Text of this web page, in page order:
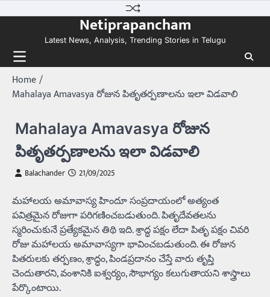
to
Netiprapancham
Latest News, Analysis, Trending Stories in Telugu
Home
Mahalaya Amavasya రోజున పితృతర్పణాలను ఇలా విడవాలి
Mahalaya Amavasya రోజున
పితృతర్పణాలను ఇలా విడవాలి
Balachander 21/09/2025
మహాలయ అమావాస్య హిందూ సంప్రదాయంలో అత్యంత
పవిత్రమైన రోజుగా పరిగణించబడుతుంది. పితృదేవతలను
స్మరించుకునే ప్రత్యేకమైన తిథి ఇది. శ్రాద్ధ పక్షం లేదా పితృ పక్షం చివరి
రోజు మహాలయ అమావాస్యగా భావించబడుతుంది. ఈ రోజున
పితరులకు తర్పణం, శ్రాద్ధం, పిండప్రదానం చేస్తే వారు తృప్తి
చెందుతారని, వంశానికి ఐశ్వర్యం, సౌభాగ్యం కలుగుతాయని శాస్త్రాలు
పేర్కొంటాయి.